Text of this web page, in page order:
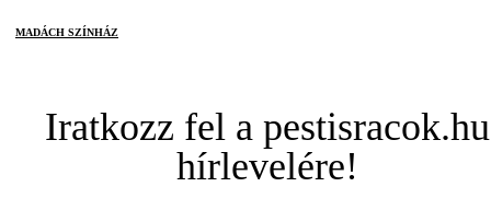
MADÁCH SZÍNHÁZ
Iratkozz fel a pestisracok.hu
hírlevelére!